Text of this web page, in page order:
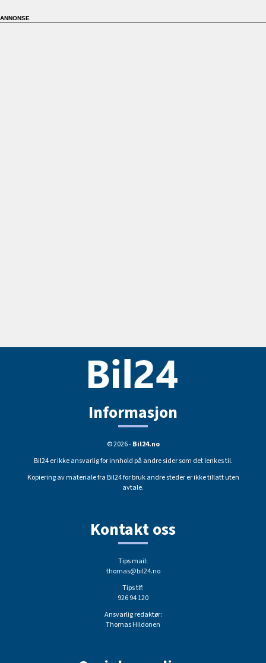
Informasjon
© 2026 -Bil24.no
Bil24 er ikke ansvarlig for innhold på andre sider som det lenkes til.
Kopiering av materiale fra Bil24 for bruk andre steder er ikke tillatt uten
avtale.
Kontakt oss
Tips mail:
thomas@bil24.no
Tips tlf:
926 94 120
Ansvarlig redaktør:
Thomas Hildonen